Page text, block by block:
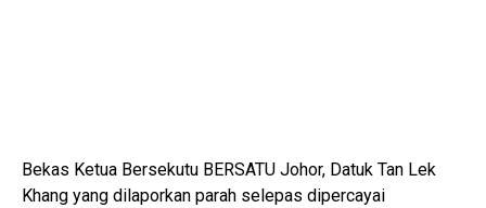
Bekas Ketua Bersekutu BERSATU Johor, Datuk Tan Lek
Khang yang dilaporkan parah selepas dipercayai